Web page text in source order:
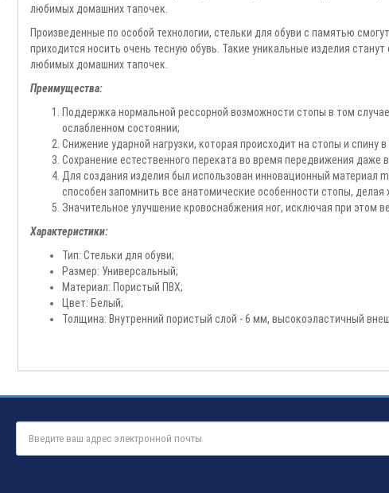
любимых домашних тапочек.
Произведенные по особой технологии, стельки для обуви с памятью
приходится носить очень тесную обувь. Такие уникальные изделия
любимых домашних тапочек.
Преимущества:
Поддержка нормальной рессорной возможности стопы в том
ослабленном состоянии;
Снижение ударной нагрузки, которая происходит на стопы и спину
Сохранение естественного переката во время передвижения даже
Для создания изделия был использован инновационный материал
способен запомнить все анатомические особенности стопы, делая
Значительное улучшение кровоснабжения ног, исключая при этом
Характеристики:
Тип: Стельки для обуви;
Размер: Универсальный;
Материал: Пористый ПВХ;
Цвет: Белый;
Толщина: Внутренний пористый слой - 6 мм, высокоэластичный